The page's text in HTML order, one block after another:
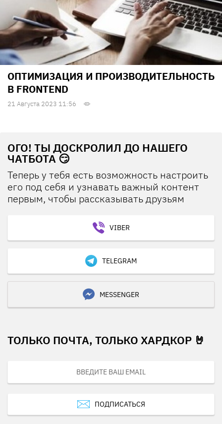
ОПТИМИЗАЦИЯ И ПРОИЗВОДИТЕЛЬНОСТЬ
В FRONTEND
21 Августа 2023 11:56
ОГО! ТЫ ДОСКРОЛИЛ ДО НАШЕГО
ЧАТБОТА 😏
Теперь у тебя есть возможность настроить
его под себя и узнавать важный контент
первым, чтобы рассказывать друзьям
VIBER
TELEGRAM
MESSENGER
ТОЛЬКО ПОЧТА, ТОЛЬКО ХАРДКОР 🤘
ПОДПИСАТЬСЯ